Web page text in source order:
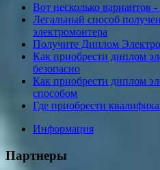
Вот несколько вариантов
Легальный способ
электромонтера
Получите Диплом
Как приобрести диплом
безопасно
Как приобрести диплом
способом
Где приобрести
Информация
Партнеры